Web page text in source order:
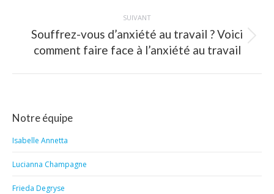
SUIVANT
Article
suivant
Souffrez-vous d’anxiété au travail ? Voici
comment faire face à l’anxiété au travail
Notre équipe
Isabelle Annetta
Lucianna Champagne
Frieda Degryse